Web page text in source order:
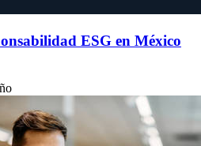
ESG en México